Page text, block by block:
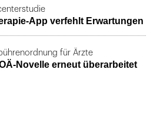
App verfehlt Erwartungen
für Ärzte
Novelle erneut überarbeitet